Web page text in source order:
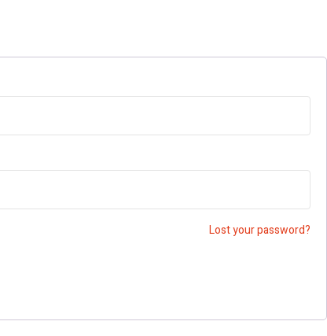
Lost your password?